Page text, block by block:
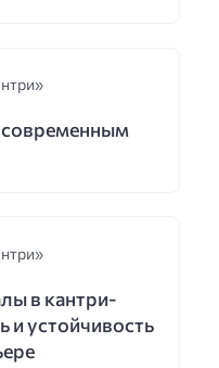
современным
в кантри-
и устойчивость